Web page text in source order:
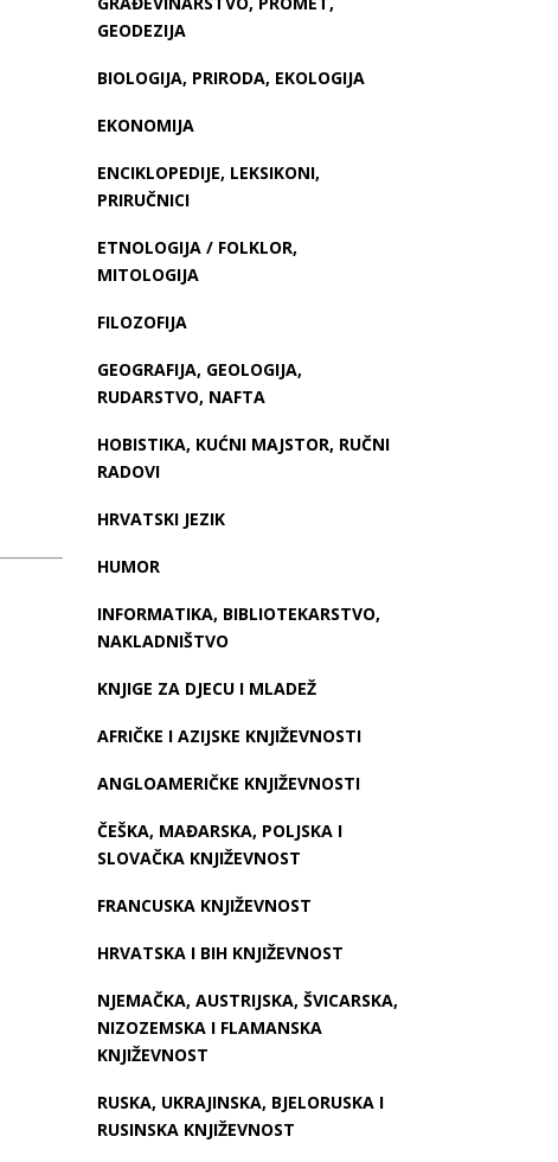
GEODEZIJA
BIOLOGIJA, PRIRODA, EKOLOGIJA
EKONOMIJA
ENCIKLOPEDIJE, LEKSIKONI,
PRIRUČNICI
ETNOLOGIJA / FOLKLOR,
MITOLOGIJA
FILOZOFIJA
GEOGRAFIJA, GEOLOGIJA,
RUDARSTVO, NAFTA
HOBISTIKA, KUĆNI MAJSTOR, RUČNI
RADOVI
HRVATSKI JEZIK
HUMOR
INFORMATIKA, BIBLIOTEKARSTVO,
NAKLADNIŠTVO
KNJIGE ZA DJECU I MLADEŽ
AFRIČKE I AZIJSKE KNJIŽEVNOSTI
ANGLOAMERIČKE KNJIŽEVNOSTI
ČEŠKA, MAĐARSKA, POLJSKA I
SLOVAČKA KNJIŽEVNOST
FRANCUSKA KNJIŽEVNOST
HRVATSKA I BIH KNJIŽEVNOST
NJEMAČKA, AUSTRIJSKA, ŠVICARSKA,
NIZOZEMSKA I FLAMANSKA
KNJIŽEVNOST
RUSKA, UKRAJINSKA, BJELORUSKA I
RUSINSKA KNJIŽEVNOST